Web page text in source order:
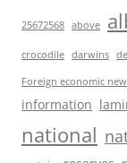
25672568 above
crocodile darwins
Foreign economic
information
national